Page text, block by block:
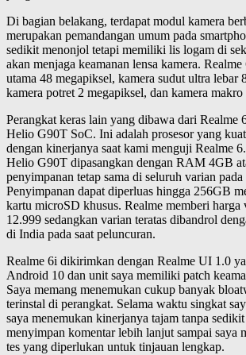
Di bagian belakang, terdapat modul kamera
merupakan pemandangan umum pada
sedikit menonjol tetapi memiliki lis logam di
akan menjaga keamanan lensa kamera.
utama 48 megapiksel, kamera sudut ultra lebar
kamera potret 2 megapiksel, dan kamera
Perangkat keras lain yang dibawa dari Realme
Helio G90T SoC. Ini adalah prosesor yang kuat
dengan kinerjanya saat kami menguji Realme
Helio G90T dipasangkan dengan RAM 4GB
penyimpanan tetap sama di seluruh varian
Penyimpanan dapat diperluas hingga 256GB
kartu microSD khusus. Realme memberi harga
12.999 sedangkan varian teratas dibandrol
di India pada saat peluncuran.
Realme 6i dikirimkan dengan Realme UI 1.0
Android 10 dan unit saya memiliki patch
Saya memang menemukan cukup banyak
terinstal di perangkat. Selama waktu singkat
saya menemukan kinerjanya tajam tanpa
menyimpan komentar lebih lanjut sampai saya
tes yang diperlukan untuk tinjauan lengkap.